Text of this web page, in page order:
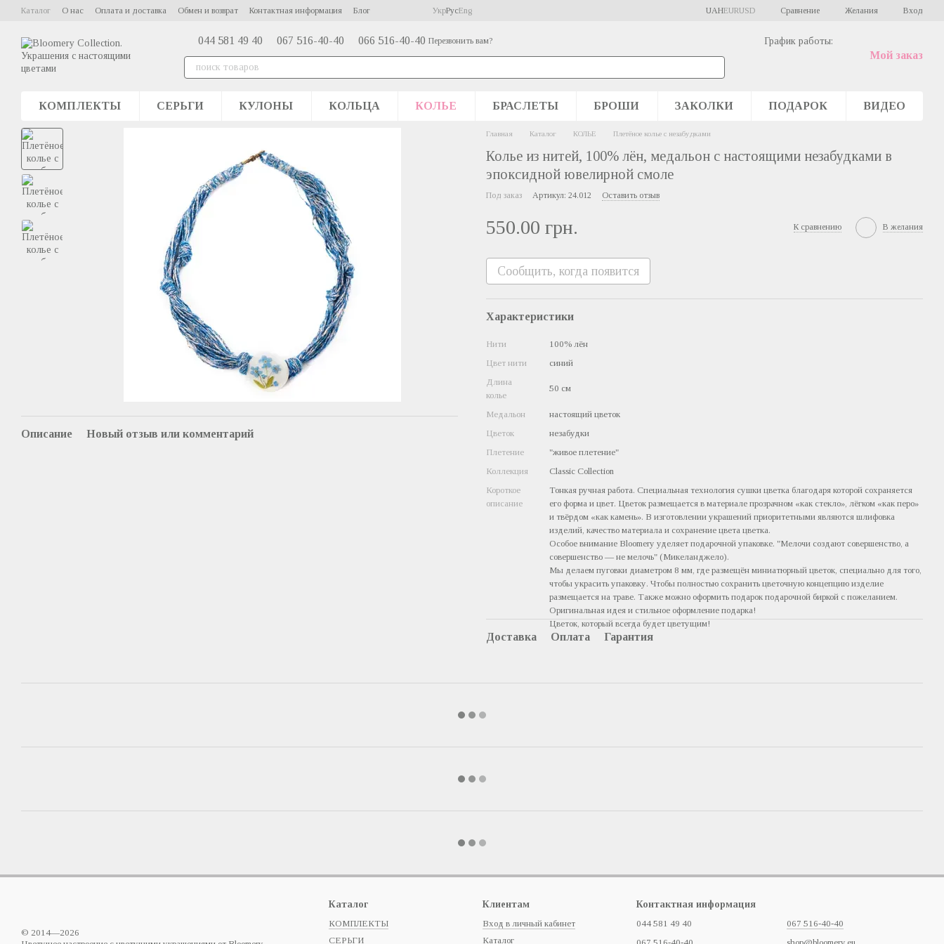
Перейти к основному контенту
Каталог О нас Оплата и доставка Обмен и возврат Контактная информация Блог УкрРусEng UAHEURUSD Сравнение Желания Вход
044 581 49 40 067 516-40-40 066 516-40-40 Перезвонить вам? График работы:
Мой заказ
КОМПЛЕКТЫ СЕРЬГИ КУЛОНЫ КОЛЬЦА КОЛЬЕ БРАСЛЕТЫ БРОШИ ЗАКОЛКИ ПОДАРОК ВИДЕО
Описание Новый отзыв или комментарий
Главная Каталог КОЛЬЕ Плетёное колье с незабудками
Колье из нитей, 100% лён, медальон с настоящими незабудками в
эпоксидной ювелирной смоле
Под заказ Артикул: 24.012 Оставить отзыв
550.00 грн. К сравнению В желания
Сообщить, когда появится
Характеристики
Нити
100% лён
Цвет нити
синий
Длина
колье
50 см
Медальон
настоящий цветок
Цветок
незабудки
Плетение
"живое плетение"
Коллекция
Classic Collection
Короткое
описание
Тонкая ручная работа. Специальная технология сушки цветка благодаря которой сохраняется
его форма и цвет. Цветок размещается в материале прозрачном «как стекло», лёгком «как перо»
и твёрдом «как камень». В изготовлении украшений приоритетными являются шлифовка
изделий, качество материала и сохранение цвета цветка.
Особое внимание Bloomery уделяет подарочной упаковке. "Мелочи создают совершенство, а
совершенство — не мелочь" (Микеланджело).
Мы делаем пуговки диаметром 8 мм, где размещён миниатюрный цветок, специально для того,
чтобы украсить упаковку. Чтобы полностью сохранить цветочную концепцию изделие
размещается на траве. Также можно оформить подарок подарочной биркой с пожеланием.
Оригинальная идея и стильное оформление подарка!
Цветок, который всегда будет цветущим!
Доставка Оплата Гарантия
© 2014—2026
Каталог
КОМПЛЕКТЫ
СЕРЬГИ
Клиентам
Вход в личный кабинет
Каталог
Контактная информация
044 581 49 40
067 516-40-40